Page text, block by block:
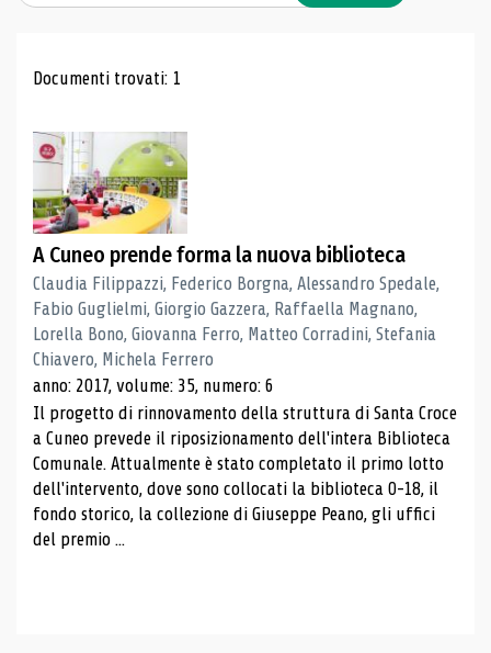
Risultati di ricerca
Documenti trovati: 1
A Cuneo prende forma la nuova biblioteca
Claudia Filippazzi, Federico Borgna, Alessandro Spedale,
Fabio Guglielmi, Giorgio Gazzera, Raffaella Magnano,
Lorella Bono, Giovanna Ferro, Matteo Corradini, Stefania
Chiavero, Michela Ferrero
anno: 2017, volume: 35, numero: 6
Il progetto di rinnovamento della struttura di Santa Croce
a Cuneo prevede il riposizionamento dell'intera Biblioteca
Comunale. Attualmente è stato completato il primo lotto
dell'intervento, dove sono collocati la biblioteca 0-18, il
fondo storico, la collezione di Giuseppe Peano, gli uffici
del premio ...